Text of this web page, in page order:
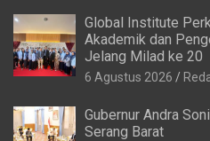
Global Institute
Akademik dan
Jelang Milad ke 20
6 Agustus 2026
Gubernur Andra
Serang Barat